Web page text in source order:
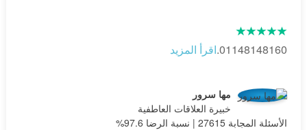
01148148160. اقرأ المزيد
مها سرور
خبيرة العلاقات العاطفية
الأسئلة المجابة 27615 | نسبة الرضا 97.6%